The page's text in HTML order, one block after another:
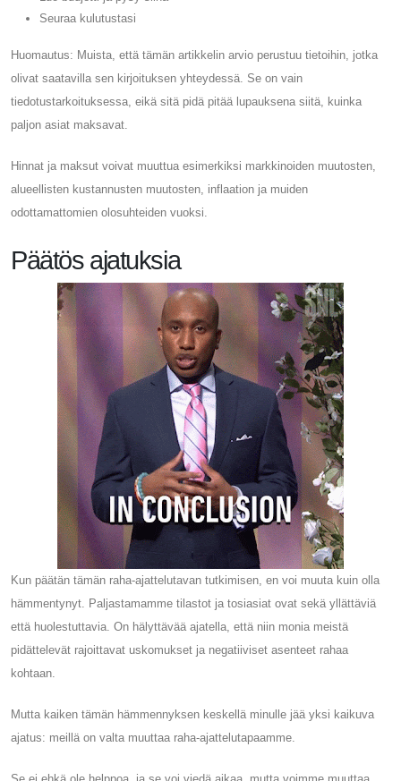
Seuraa kulutustasi
Huomautus: Muista, että tämän artikkelin arvio perustuu tietoihin, jotka
olivat saatavilla sen kirjoituksen yhteydessä. Se on vain
tiedotustarkoituksessa, eikä sitä pidä pitää lupauksena siitä, kuinka
paljon asiat maksavat.
Hinnat ja maksut voivat muuttua esimerkiksi markkinoiden muutosten,
alueellisten kustannusten muutosten, inflaation ja muiden
odottamattomien olosuhteiden vuoksi.
Päätös ajatuksia
Kun päätän tämän raha-ajattelutavan tutkimisen, en voi muuta kuin olla
hämmentynyt. Paljastamamme tilastot ja tosiasiat ovat sekä yllättäviä
että huolestuttavia. On hälyttävää ajatella, että niin monia meistä
pidättelevät rajoittavat uskomukset ja negatiiviset asenteet rahaa
kohtaan.
Mutta kaiken tämän hämmennyksen keskellä minulle jää yksi kaikuva
ajatus: meillä on valta muuttaa raha-ajattelutapaamme.